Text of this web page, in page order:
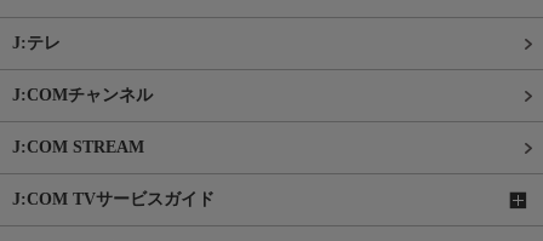
J:テレ
J:COMチャンネル
J:COM STREAM
J:COM TVサービスガイド